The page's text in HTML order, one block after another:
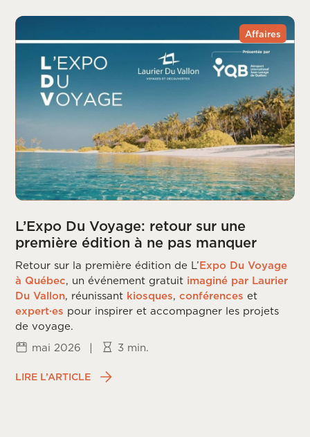
Affaires
L’Expo Du Voyage: retour sur une
première édition à ne pas manquer
Retour sur la première édition de L’Expo Du Voyage
à Québec, un événement gratuit imaginé par Laurier
Du Vallon, réunissant kiosques,conférences et
expert·es pour inspirer et accompagner les projets
de voyage.
mai 2026
| 3 min.
LIRE L’ARTICLE